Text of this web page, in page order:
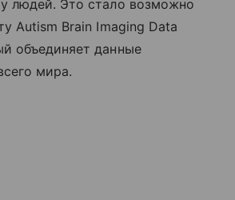
людей. Это стало возможно
Autism Brain Imaging Data
объединяет данные
мира.